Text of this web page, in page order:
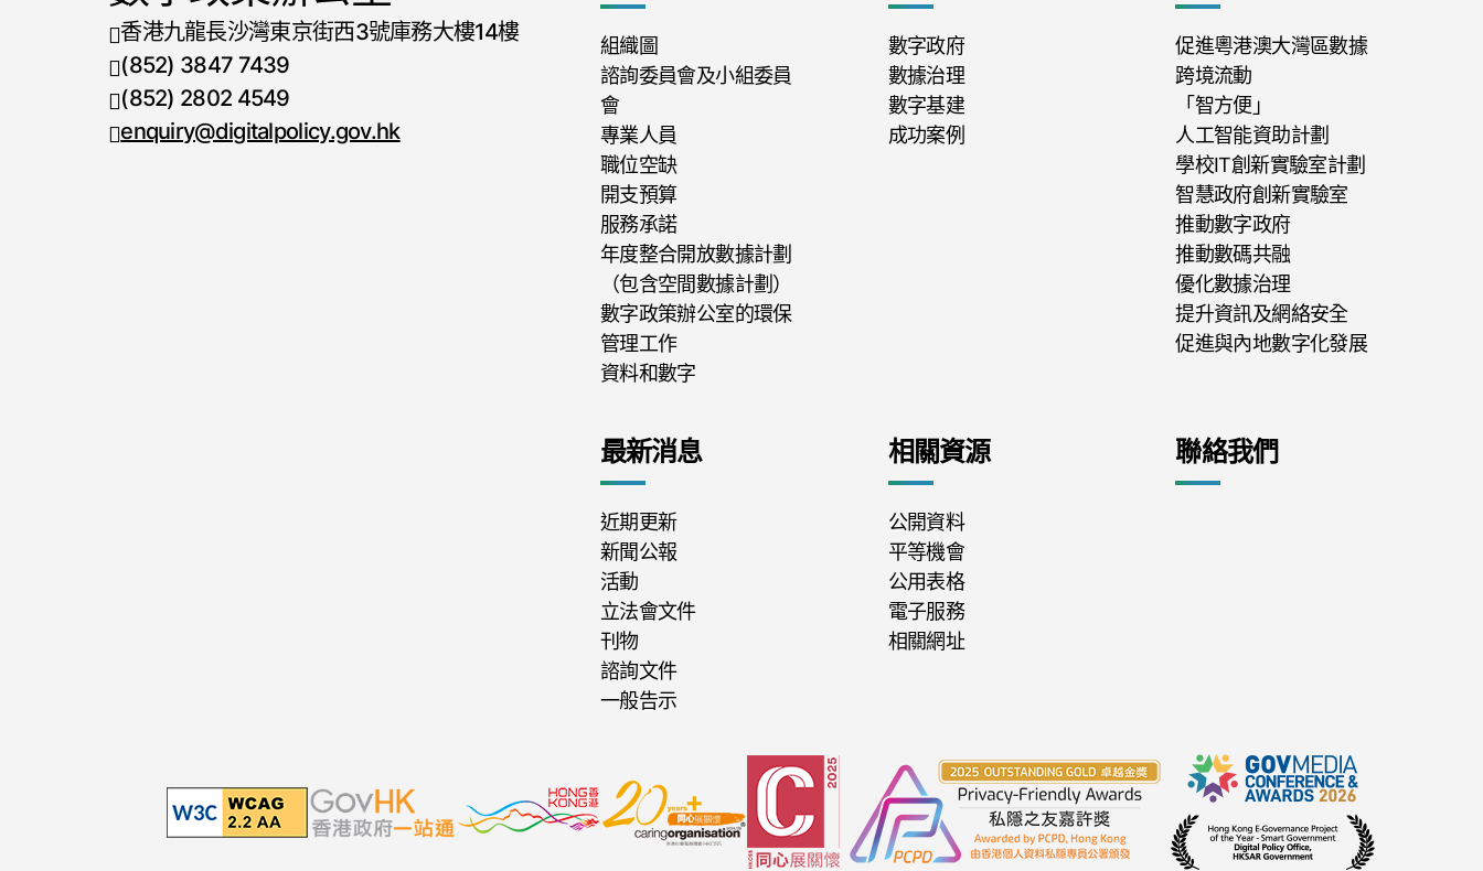
香港九龍長沙灣東京街西3號庫務大樓14樓
電話號碼
(852) 3847 7439
傳真號碼
(852) 2802 4549
enquiry@digitalpolicy.gov.hk
組織圖
諮詢委員會及小組委員
會
專業人員
職位空缺
開支預算
服務承諾
年度整合開放數據計劃
（包含空間數據計劃）
數字政策辦公室的環保
管理工作
資料和數字
數字政府
數據治理
數字基建
成功案例
促進粵港澳大灣區數據
跨境流動
「智方便」
人工智能資助計劃
學校IT創新實驗室計劃
智慧政府創新實驗室
推動數字政府
推動數碼共融
優化數據治理
提升資訊及網絡安全
促進與內地數字化發展
最新消息
近期更新
新聞公報
活動
立法會文件
刊物
諮詢文件
一般告示
相關資源
公開資料
平等機會
公用表格
電子服務
相關網址
聯絡我們